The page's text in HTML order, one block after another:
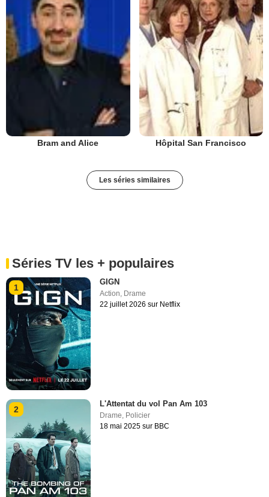
Bram and Alice Hôpital San Francisco
Les séries similaires
Séries TV les + populaires
1
GIGN
Action, Drame
22 juillet 2026 sur Netflix
2
L'Attentat du vol Pan Am 103
Drame, Policier
18 mai 2025 sur BBC